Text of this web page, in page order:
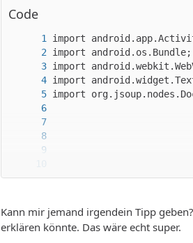
Code
Kann mir jemand irgendein Tipp
erklären könnte. Das wäre echt super.